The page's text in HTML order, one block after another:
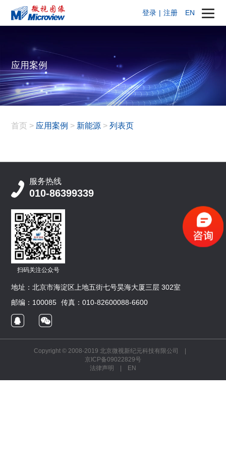
EN
登录 | 注册
应用案例
首页 > 应用案例 > 新能源 >列表页
服务热线
010-86399339
扫码关注公众号
地址：北京市海淀区上地五街七号昊海大厦三层 302室
邮编：100085 传真：010-82600088-6600
Copyright © 2008-2019 北京微视新纪元科技有限公司 |
京ICP备09022829号
法律声明 | EN